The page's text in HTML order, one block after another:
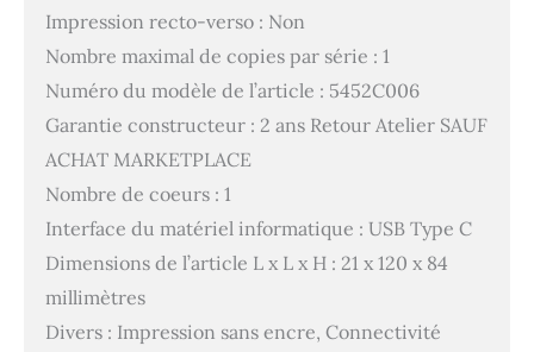
Impression recto-verso : Non
Nombre maximal de copies par série : 1
Numéro du modèle de l’article : 5452C006
Garantie constructeur : 2 ans Retour Atelier SAUF
ACHAT MARKETPLACE
Nombre de coeurs : 1
Interface du matériel informatique : USB Type C
Dimensions de l’article L x L x H : 21 x 120 x 84
millimètres
Divers : Impression sans encre, Connectivité